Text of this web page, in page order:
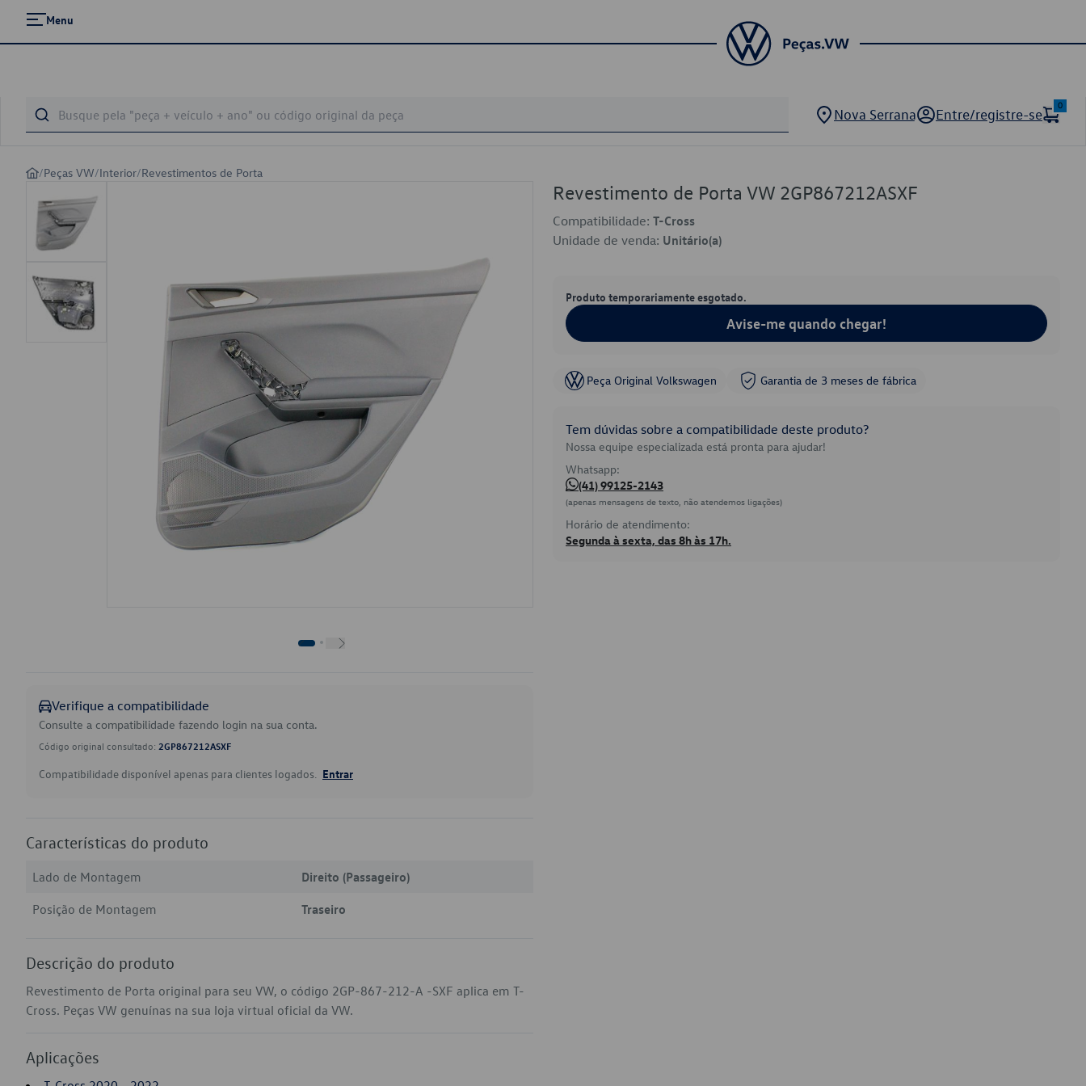
Menu
Nova Serrana Entre/registre-se
0
/Peças VW/Interior/Revestimentos de Porta
Verifique a compatibilidade
Consulte a compatibilidade fazendo login na sua conta.
Código original consultado: 2GP867212ASXF
Compatibilidade disponível apenas para clientes logados. Entrar
Características do produto
Lado de Montagem
Direito (Passageiro)
Posição de Montagem
Traseiro
Descrição do produto
Revestimento de Porta original para seu VW, o código 2GP-867-212-A -SXF aplica em T-
Cross. Peças VW genuínas na sua loja virtual oficial da VW.
Aplicações
Revestimento de Porta VW 2GP867212ASXF
Compatibilidade: T-Cross
Unidade de venda: Unitário(a)
Produto temporariamente esgotado.
Avise-me quando chegar!
Peça Original Volkswagen Garantia de 3 meses de fábrica
Tem dúvidas sobre a compatibilidade deste produto?
Nossa equipe especializada está pronta para ajudar!
Whatsapp:
(41) 99125-2143
(apenas mensagens de texto, não atendemos ligações)
Horário de atendimento:
Segunda à sexta, das 8h às 17h.